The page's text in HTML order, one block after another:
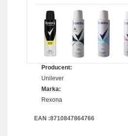
Producent:
Unilever
Marka:
Rexona
EAN :8710847864766